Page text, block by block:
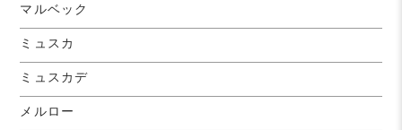
マルベック
ミュスカ
ミュスカデ
メルロー